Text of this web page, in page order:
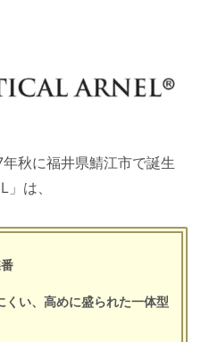
秋に福井県鯖江市で誕生
は、
くい、高めに盛られた一体型